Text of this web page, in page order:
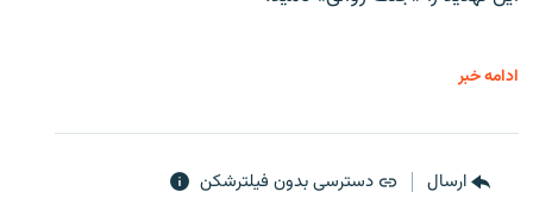
ادامه خبر
ارسال دسترسی بدون فیلترشکن